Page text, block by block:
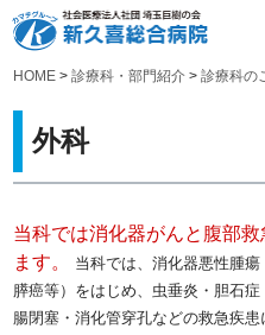
HOME >診療科・部門紹介 >診療科の
外科
当科では消化器がんと腹部
ます。
当科では、消化器悪性腫
膵癌等）をはじめ、虫垂炎・胆石
腸閉塞・消化管穿孔などの救急疾患